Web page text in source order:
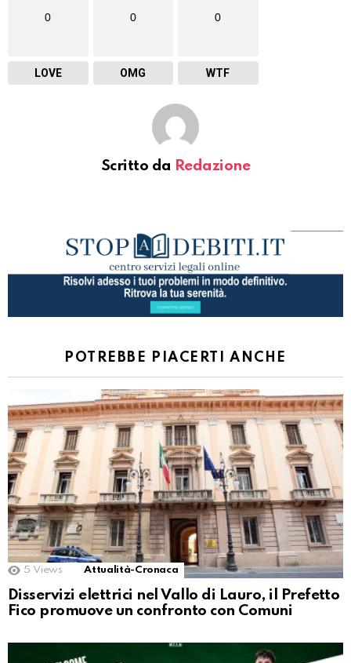
0
LOVE
0
OMG
0
WTF
Scritto da Redazione
POTREBBE PIACERTI ANCHE
5 Views Attualità-Cronaca
Disservizi elettrici nel Vallo di Lauro, il Prefetto
Fico promuove un confronto con Comuni